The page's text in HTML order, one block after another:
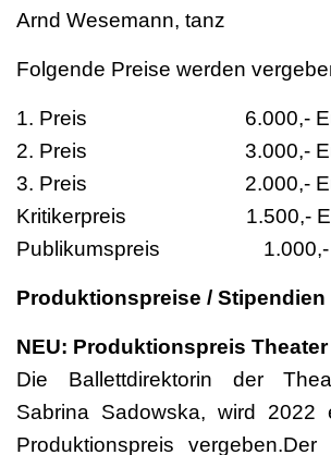
Arnd Wesemann, tanz
Folgende Preise werden
1. Preis 6.000,-
2. Preis 3.000,-
3. Preis 2.000,-
Kritikerpreis 1.500,-
Publikumspreis 1.000,-
Produktionspreise / Stipendien
NEU: Produktionspreis
Die Ballettdirektorin der
Sabrina Sadowska, wird 2022
Produktionspreis